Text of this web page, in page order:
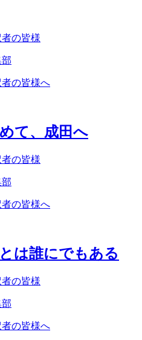
の皆様
の皆様へ
て、成田へ
の皆様
の皆様へ
は誰にでもある
の皆様
の皆様へ